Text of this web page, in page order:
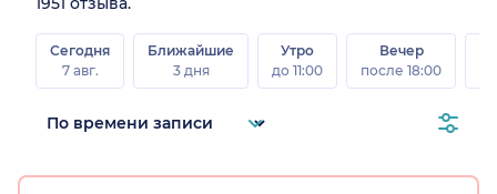
Сегодня
7 авг.
Ближайшие
3 дня
Утро
до 11:00
Вечер
после 18:00